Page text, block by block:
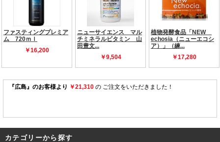
カテゴリーから探す